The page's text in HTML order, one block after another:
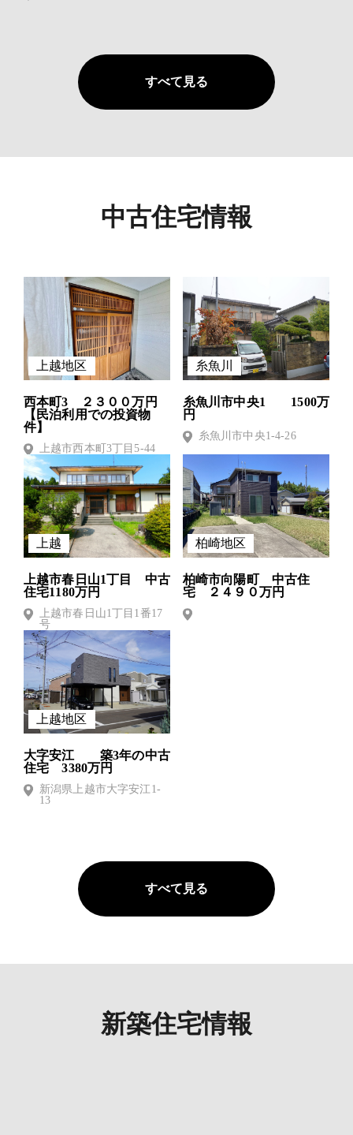
すべて見る
中古住宅情報
上越地区
西本町3 ２３００万円
【民泊利用での投資物
件】
上越市西本町3丁目5-44
糸魚川
糸魚川市中央1 1500万
円
糸魚川市中央1-4-26
上越
上越市春日山1丁目 中古
住宅1180万円
上越市春日山1丁目1番17
号
柏崎地区
柏崎市向陽町 中古住
宅 ２４９０万円
上越地区
大字安江 築3年の中古
住宅 3380万円
新潟県上越市大字安江1-
13
すべて見る
新築住宅情報